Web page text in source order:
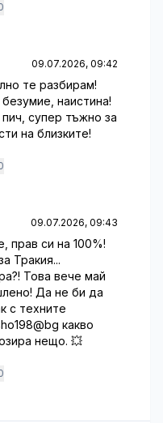
09.07.2026, 09:42
те разбирам!
наистина!
супер тъжно за
на близките!
09.07.2026, 09:43
прав си на 100%!
Тракия...
Това вече май
Да не би да
с техните
какво
нещо. 💥